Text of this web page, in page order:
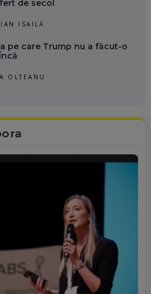
de secol
ISAILĂ
pe care Trump nu a făcut-o
OLTEANU